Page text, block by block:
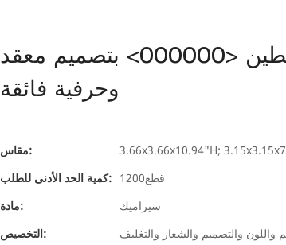
مزهريات خزفية مزججة من الطين <000000> بتصميم معقد
وحرفية فائقة
مقاس:
3.66x3.66x10.94"H;
كمية الحد الأدنى للطلب:
قطع1200
مادة:
سيراميك
التخصيص:
واللون والتصميم والشعار والتغليف